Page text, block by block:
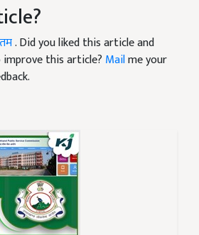
. Did you liked this article and
this article? Mailme your